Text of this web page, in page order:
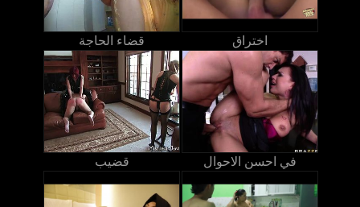
قضاء الحاجة اختراق
قضيب في احسن الاحوال